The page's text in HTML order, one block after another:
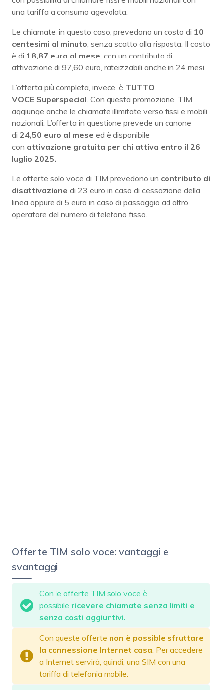
una tariffa a consumo agevolata.
Le chiamate, in questo caso, prevedono un costo di 10
centesimi al minuto, senza scatto alla risposta. Il costo
è di 18,87 euro al mese, con un contributo di
attivazione di 97,60 euro, rateizzabili anche in 24 mesi.
L’offerta più completa, invece, è TUTTO
VOCE Superspecial. Con questa promozione, TIM
aggiunge anche le chiamate illimitate verso fissi e mobili
nazionali. L’offerta in questione prevede un canone
di 24,50 euro al mese ed è disponibile
con attivazione gratuita per chi attiva entro il 26
luglio 2025.
Le offerte solo voce di TIM prevedono un contributo di
disattivazione di 23 euro in caso di cessazione della
linea oppure di 5 euro in caso di passaggio ad altro
operatore del numero di telefono fisso.
Offerte TIM solo voce: vantaggi e
svantaggi
Con le offerte TIM solo voce è
possibile ricevere chiamate senza limiti e
senza costi aggiuntivi.
Con queste offerte non è possible sfruttare
la connessione Internet casa. Per accedere
a Internet servirà, quindi, una SIM con una
tariffa di telefonia mobile.